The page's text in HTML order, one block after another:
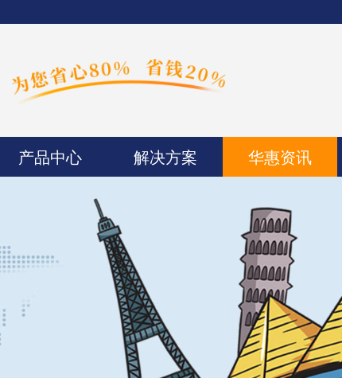
产品中心 解决方案 华惠资讯